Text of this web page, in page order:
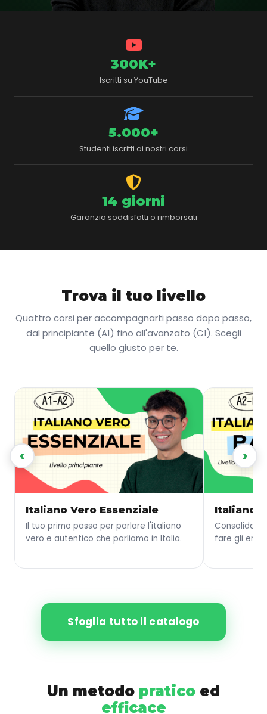
300K+
Iscritti su YouTube
5.000+
Studenti iscritti ai nostri corsi
14 giorni
Garanzia soddisfatti o rimborsati
Trova il tuo livello
Quattro corsi per accompagnarti passo dopo passo,
dal principiante (A1) fino all'avanzato (C1). Scegli
quello giusto per te.
‹ ›
Italiano Vero Essenziale
Il tuo primo passo per parlare l'italiano
vero e autentico che parliamo in Italia.
Italiano
Consolida
fare gli
Sfoglia tutto il catalogo
Un metodo pratico ed
efficace